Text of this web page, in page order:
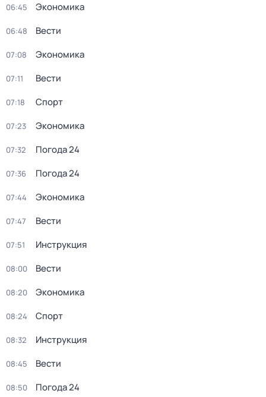
06:45 Экономика
06:48 Вести
07:08 Экономика
07:11 Вести
07:18 Спорт
07:23 Экономика
07:32 Погода 24
07:36 Погода 24
07:44 Экономика
07:47 Вести
07:51 Инструкция
08:00 Вести
08:20 Экономика
08:24 Спорт
08:32 Инструкция
08:45 Вести
08:50 Погода 24